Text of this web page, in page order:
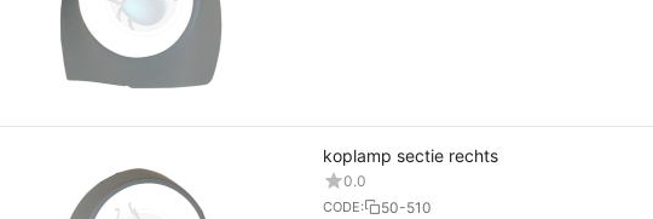
koplamp sectie rechts
0.0
CODE: 50-510